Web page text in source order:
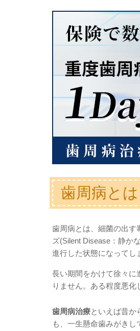
歯周病とは
歯周病とは、細菌の出す
ズ(Silent Disease：静か
進行した状態になってし
長い期間をかけて徐々に
りません。ある程度悪
歯周病治療といえば昔か
も、一生懸命歯みがき